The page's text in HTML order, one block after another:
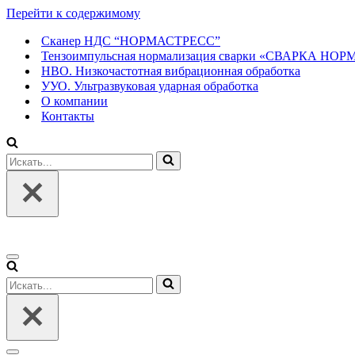
Перейти к содержимому
Сканер НДС “НОРМАСТРЕСС”
Тензоимпульсная нормализация сварки «СВАРКА
НВО. Низкочастотная вибрационная обработка
УУО. Ультразвуковая ударная обработка
О компании
Контакты
Искать...
Меню
навигации
Искать...